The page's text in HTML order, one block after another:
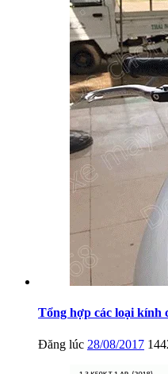
Tổng hợp các loại kính
Đăng lúc 28/08/2017